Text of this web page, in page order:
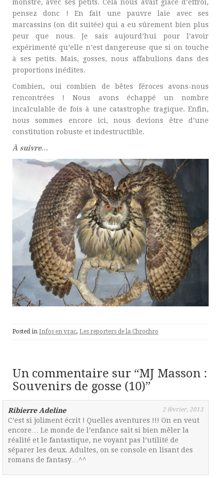
monstre, avec ses petits. Cela nous avait glacé d’effroi,
pensez donc ! En fait une pauvre laie avec ses
marcassins (on dit suitée) qui a eu sûrement bien plus
peur que nous. Je sais aujourd’hui pour l’avoir
expérimenté qu’elle n’est dangereuse que si on touche
à ses petits. Mais, gosses, nous affabulions dans des
proportions inédites.
Combien, oui combien de bêtes féroces avons-nous
rencontrées ! Nous avons échappé un nombre
incalculable de fois à une catastrophe tragique. Enfin,
nous sommes encore ici, nous devions être d’une
constitution robuste et indestructible.
À suivre…
Posted in Infos en vrac, Les reporters de la Chrochro
Un commentaire sur “MJ Masson :
Souvenirs de gosse (10)”
Ribierre Adeline 2 février, 2013
C’est si joliment écrit ! Quelles aventures !!! On en veut
encore… Le monde de l’enfance sait si bien mêler la
réalité et le fantastique, ne voyant pas l’utilité de
séparer les deux. Adultes, on se console en lisant des
romans de fantasy…^^